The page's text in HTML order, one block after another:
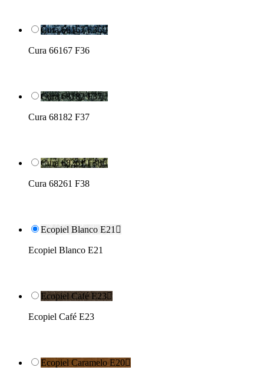
Cura 66167 F36
Cura 66167 F36
Cura 68182 F37
Cura 68182 F37
Cura 68261 F38
Cura 68261 F38
Ecopiel Blanco E21 
Ecopiel Blanco E21
Ecopiel Café E23
Ecopiel Café E23
Ecopiel Caramelo E20